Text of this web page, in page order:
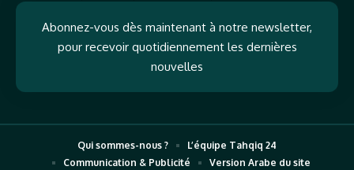
Abonnez-vous dès maintenant à notre newsletter,
pour recevoir quotidiennement les dernières
nouvelles
Qui sommes-nous ?
L’équipe Tahqiq 24
Communication & Publicité
Version Arabe du site